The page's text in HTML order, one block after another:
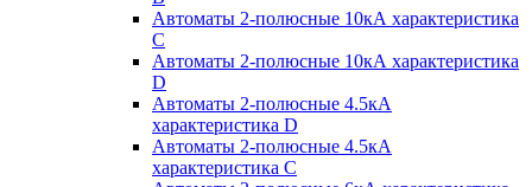
Автоматы 2-полюсные 10кА характеристика
C
Автоматы 2-полюсные 10кА характеристика
D
Автоматы 2-полюсные 4.5кА
характеристика D
Автоматы 2-полюсные 4.5кА
характеристика С